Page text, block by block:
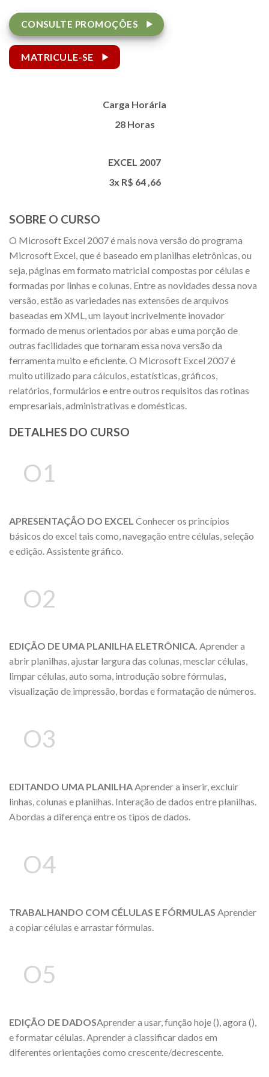
CONSULTE PROMOÇÕES
MATRICULE-SE
Carga Horária
28 Horas
EXCEL 2007
3x R$ 64,66
SOBRE O CURSO
O Microsoft Excel 2007 é mais nova versão do programa
Microsoft Excel, que é baseado em planilhas eletrônicas, ou
seja, páginas em formato matricial compostas por células e
formadas por linhas e colunas. Entre as novidades dessa nova
versão, estão as variedades nas extensões de arquivos
baseadas em XML, um layout incrivelmente inovador
formado de menus orientados por abas e uma porção de
outras facilidades que tornaram essa nova versão da
ferramenta muito e eficiente. O Microsoft Excel 2007 é
muito utilizado para cálculos, estatísticas, gráficos,
relatórios, formulários e entre outros requisitos das rotinas
empresariais, administrativas e domésticas.
DETALHES DO CURSO
O1
APRESENTAÇÃO DO EXCEL Conhecer os princípios
básicos do excel tais como, navegação entre células, seleção
e edição. Assistente gráfico.
O2
EDIÇÃO DE UMA PLANILHA ELETRÔNICA. Aprender a
abrir planilhas, ajustar largura das colunas, mesclar células,
limpar células, auto soma, introdução sobre fórmulas,
visualização de impressão, bordas e formatação de números.
O3
EDITANDO UMA PLANILHAAprender a inserir, excluir
linhas, colunas e planilhas. Interação de dados entre planilhas.
Abordas a diferença entre os tipos de dados.
O4
TRABALHANDO COM CÉLULAS E FÓRMULAS Aprender
a copiar células e arrastar fórmulas.
O5
EDIÇÃO DE DADOSAprender a usar, função hoje (), agora (),
e formatar células. Aprender a classificar dados em
diferentes orientações como crescente/decrescente.